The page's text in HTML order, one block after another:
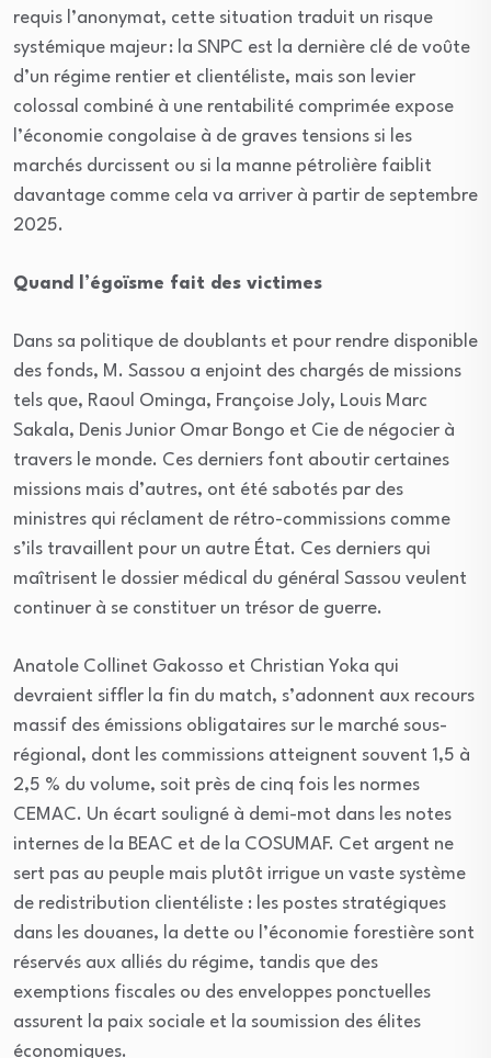
requis l’anonymat, cette situation traduit un risque
systémique majeur : la SNPC est la dernière clé de voûte
d’un régime rentier et clientéliste, mais son levier
colossal combiné à une rentabilité comprimée expose
l’économie congolaise à de graves tensions si les
marchés durcissent ou si la manne pétrolière faiblit
davantage comme cela va arriver à partir de septembre
2025.
Quand l’égoïsme fait des victimes
Dans sa politique de doublants et pour rendre disponible
des fonds, M. Sassou a enjoint des chargés de missions
tels que, Raoul Ominga, Françoise Joly, Louis Marc
Sakala, Denis Junior Omar Bongo et Cie de négocier à
travers le monde. Ces derniers font aboutir certaines
missions mais d’autres, ont été sabotés par des
ministres qui réclament de rétro-commissions comme
s’ils travaillent pour un autre État. Ces derniers qui
maîtrisent le dossier médical du général Sassou veulent
continuer à se constituer un trésor de guerre.
Anatole Collinet Gakosso et Christian Yoka qui
devraient siffler la fin du match, s’adonnent aux recours
massif des émissions obligataires sur le marché sous-
régional, dont les commissions atteignent souvent 1,5 à
2,5 % du volume, soit près de cinq fois les normes
CEMAC. Un écart souligné à demi-mot dans les notes
internes de la BEAC et de la COSUMAF. Cet argent ne
sert pas au peuple mais plutôt irrigue un vaste système
de redistribution clientéliste : les postes stratégiques
dans les douanes, la dette ou l’économie forestière sont
réservés aux alliés du régime, tandis que des
exemptions fiscales ou des enveloppes ponctuelles
assurent la paix sociale et la soumission des élites
économiques.